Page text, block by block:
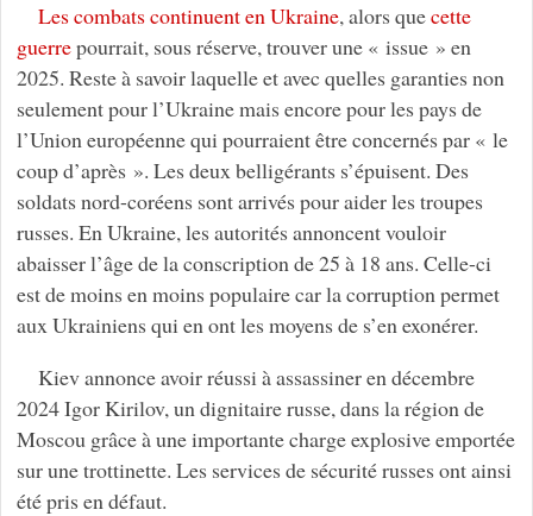
Les combats continuent en Ukraine, alors quecette
guerrepourrait, sous réserve, trouver une « issue » en
2025. Reste à savoir laquelle et avec quelles garanties non
seulement pour l’Ukraine mais encore pour les pays de
l’Union européenne qui pourraient être concernés par « le
coup d’après ». Les deux belligérants s’épuisent. Des
soldats nord-coréens sont arrivés pour aider les troupes
russes. En Ukraine, les autorités annoncent vouloir
abaisser l’âge de la conscription de 25 à 18 ans. Celle-ci
est de moins en moins populaire car la corruption permet
aux Ukrainiens qui en ont les moyens de s’en exonérer.
Kiev annonce avoir réussi à assassiner en décembre
2024 Igor Kirilov, un dignitaire russe, dans la région de
Moscou grâce à une importante charge explosive emportée
sur une trottinette. Les services de sécurité russes ont ainsi
été pris en défaut.